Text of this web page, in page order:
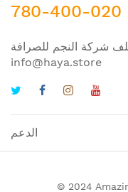
780-400-020
شركة النجم للصرافة
info@haya.store
الدعم
© 2024